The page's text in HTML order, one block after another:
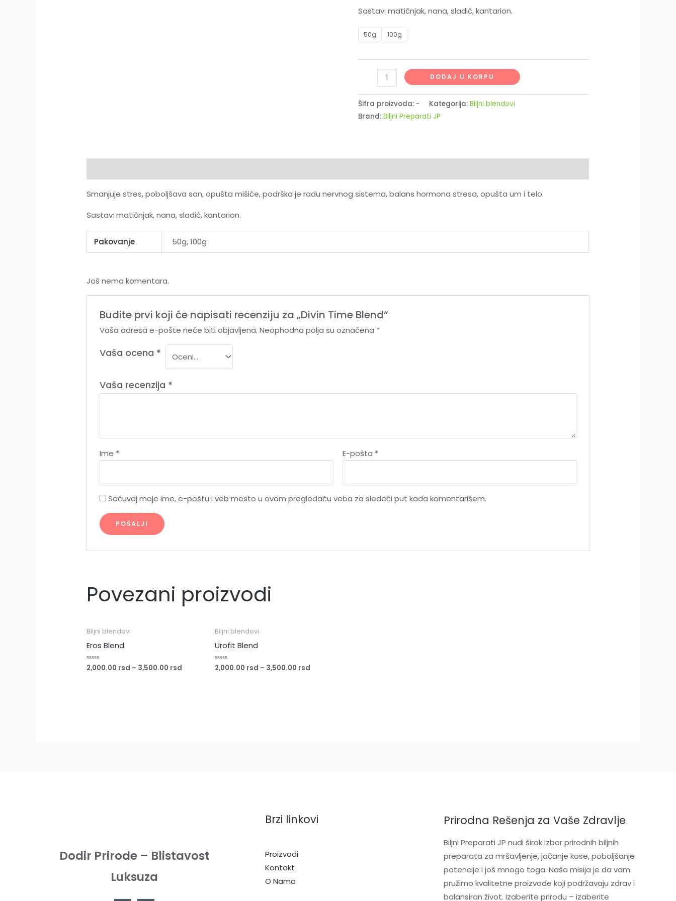
Sastav: matičnjak, nana, sladić, kantarion.
50g 100g
DODAJ U KORPU
Šifra proizvoda: - Kategorija: Biljni blendovi
Brand: Biljni Preparati JP
Smanjuje stres, poboljšava san, opušta mišiće, podrška je radu nervnog sistema, balans hormona stresa, opušta um i telo.
Sastav: matičnjak, nana, sladić, kantarion.
Pakovanje 50g, 100g
Još nema komentara.
Budite prvi koji će napisati recenziju za „Divin Time Blend“
Vaša adresa e-pošte neće biti objavljena. Neophodna polja su označena *
Vaša ocena *
Vaša recenzija *
Ime * E-pošta *
Sačuvaj moje ime, e-poštu i veb mesto u ovom pregledaču veba za sledeći put kada komentarišem.
Povezani proizvodi
Biljni blendovi
Eros Blend
Ocenjeno
sa
2,000.00 rsd – 3,500.00 rsd
Biljni blendovi
Urofit Blend
Ocenjeno
sa
2,000.00 rsd – 3,500.00 rsd
Dodir Prirode – Blistavost
Luksuza
Brzi linkovi
Proizvodi
Kontakt
O Nama
Prirodna Rešenja za Vaše Zdravlje
Biljni Preparati JP nudi širok izbor prirodnih biljnih
preparata za mršavljenje, jačanje kose, poboljšanje
potencije i još mnogo toga. Naša misija je da vam
pružimo kvalitetne proizvode koji podržavaju zdrav i
balansiran život. Izaberite prirodu – izaberite